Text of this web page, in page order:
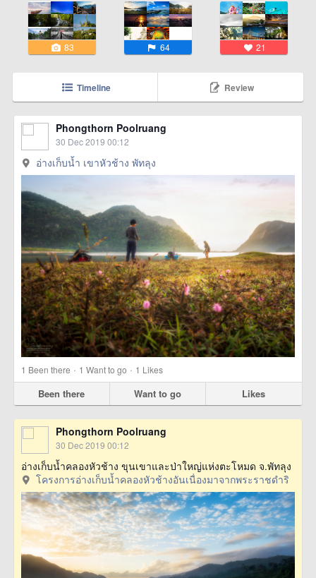
83 64 21
Timeline Review
Phongthorn Poolruang
30 Dec 2019 00:12
อ่างเก็บน้ำ เขาหัวช้าง พัทลุง
1 Been there · 1 Want to go · 1 Likes
Been there Want to go Likes
Phongthorn Poolruang
30 Dec 2019 00:12
อ่างเก็บน้ำคลองหัวช้าง ขุนเขาและป่าใหญ่แห่งตะโหมด จ.พัทลุง
โครงการอ่างเก็บน้ำคลองหัวช้างอันเนื่องมาจากพระราชดำริ